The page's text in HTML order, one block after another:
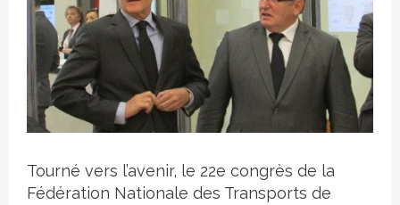
Crédit photo
Tourné vers l’avenir, le 22e congrès de la
Fédération Nationale des Transports de